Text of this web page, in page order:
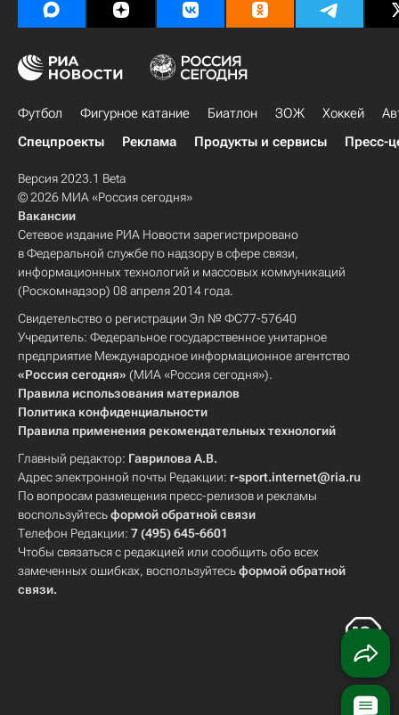
Футбол Фигурное катание Биатлон ЗОЖ Хоккей
Спецпроекты
Реклама Продукты и сервисы Пресс-
Версия 2023.1 Beta
© 2026 МИА «Россия сегодня»
Вакансии
Сетевое издание РИА Новости зарегистрировано
в Федеральной службе по надзору в сфере связи,
информационных технологий и массовых коммуникаций
(Роскомнадзор) 08 апреля 2014 года.
Свидетельство о регистрации Эл № ФС77-57640
Учредитель: Федеральное государственное унитарное
предприятие Международное информационное агентство
«Россия сегодня» (МИА «Россия сегодня»).
Правила использования материалов
Политика конфиденциальности
Правила применения рекомендательных технологий
Главный редактор: Гаврилова А.В.
Адрес электронной почты Редакции: r-sport.internet@ria.ru
По вопросам размещения пресс-релизов и рекламы
воспользуйтесьформой обратной связи
Телефон Редакции: 7 (495) 645-6601
Чтобы связаться с редакцией или сообщить обо всех
замеченных ошибках, воспользуйтесьформой обратной
связи.